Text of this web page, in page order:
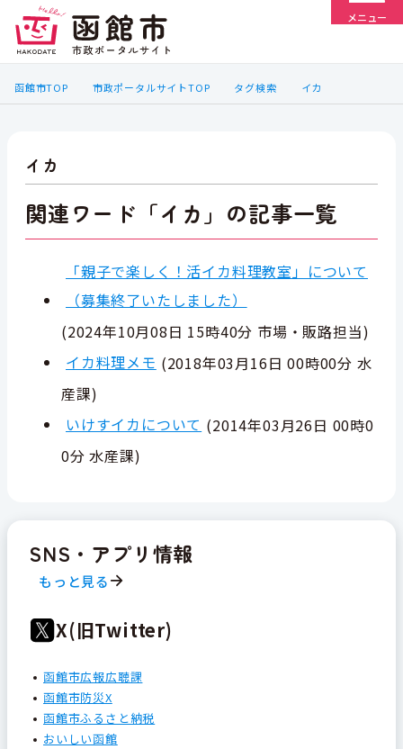
メニュー
函館市TOP 市政ポータルサイトTOP タグ検索 イカ
イカ
関連ワード「イカ」の記事一覧
「親子で楽しく！活イカ料理教室」について
（募集終了いたしました）
(2024年10月08日 15時40分 市場・販路担当)
イカ料理メモ (2018年03月16日 00時00分 水
産課)
いけすイカについて (2014年03月26日 00時0
0分 水産課)
SNS・アプリ情報
もっと見る
X(旧Twitter)
函館市広報広聴課
函館市防災X
函館市ふるさと納税
おいしい函館